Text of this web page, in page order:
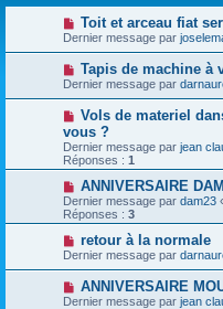
Toit et arceau fiat
Dernier message par
Tapis de machine à
Dernier message par
Vols de materiel
vous ?
Dernier message par jean
Réponses : 1
ANNIVERSAIRE
Dernier message par dam23
Réponses : 3
retour à la normale
Dernier message par
ANNIVERSAIRE
Dernier message par jean